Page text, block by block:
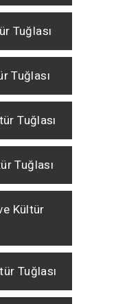
Tuğlası
Tuğlası
Tuğlası
Tuğlası
Kültür
Tuğlası